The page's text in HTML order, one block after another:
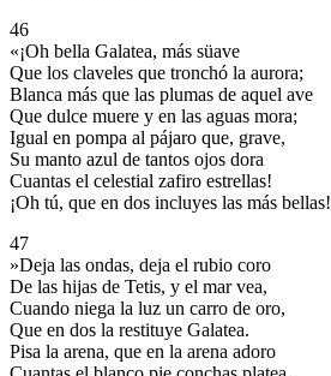
46
«¡Oh bella Galatea, más süave
Que los claveles que tronchó la aurora;
Blanca más que las plumas de aquel ave
Que dulce muere y en las aguas mora;
Igual en pompa al pájaro que, grave,
Su manto azul de tantos ojos dora
Cuantas el celestial zafiro estrellas!
¡Oh tú, que en dos incluyes las más bellas!
47
»Deja las ondas, deja el rubio coro
De las hijas de Tetis, y el mar vea,
Cuando niega la luz un carro de oro,
Que en dos la restituye Galatea.
Pisa la arena, que en la arena adoro